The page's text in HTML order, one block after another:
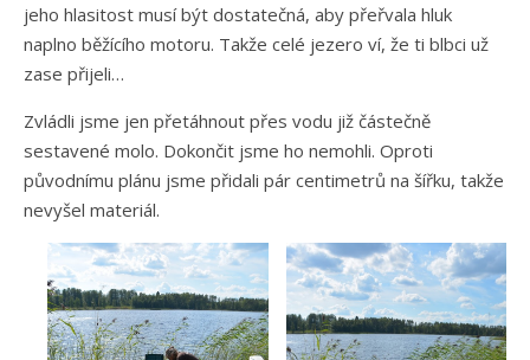
jeho hlasitost musí být dostatečná, aby přeřvala hluk
naplno běžícího motoru. Takže celé jezero ví, že ti blbci už
zase přijeli…
Zvládli jsme jen přetáhnout přes vodu již částečně
sestavené molo. Dokončit jsme ho nemohli. Oproti
původnímu plánu jsme přidali pár centimetrů na šířku, takže
nevyšel materiál.